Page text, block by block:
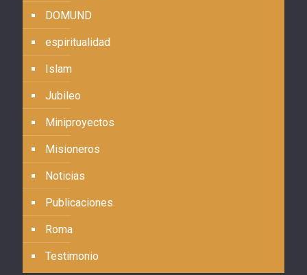
DOMUND
espiritualidad
Islam
Jubileo
Miniproyectos
Misioneros
Noticias
Publicaciones
Roma
Testimonio